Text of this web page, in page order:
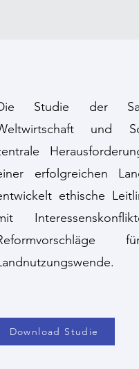
Studie der
und
erfolgreichen
ethische
Download Studie